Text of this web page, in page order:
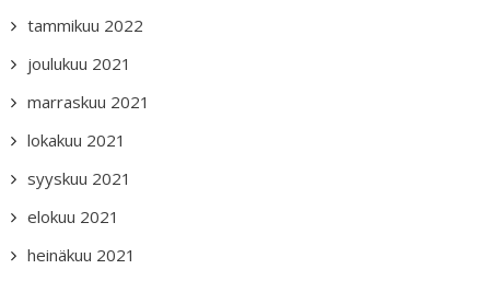
tammikuu 2022
joulukuu 2021
marraskuu 2021
lokakuu 2021
syyskuu 2021
elokuu 2021
heinäkuu 2021